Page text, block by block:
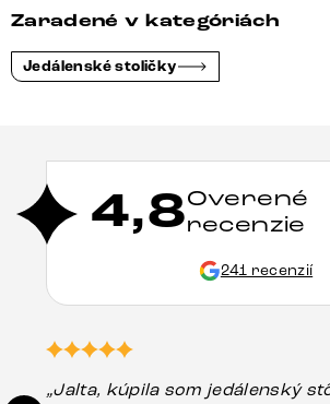
Zaradené v kategóriách
Jedálenské stoličky
4,8Overené
recenzie
241 recenzií
„Jalta, kúpila som jedálenský